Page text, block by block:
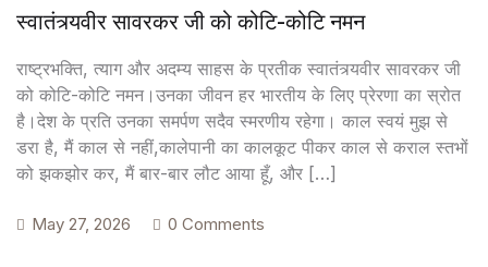
स्वातंत्र्यवीर सावरकर जी को कोटि-कोटि नमन
राष्ट्रभक्ति, त्याग और अदम्य साहस के प्रतीक स्वातंत्र्यवीर सावरकर जी
को कोटि-कोटि नमन।उनका जीवन हर भारतीय के लिए प्रेरणा का स्रोत
है।देश के प्रति उनका समर्पण सदैव स्मरणीय रहेगा। काल स्वयं मुझ से
डरा है, मैं काल से नहीं,कालेपानी का कालकूट पीकर काल से कराल स्तभों
को झकझोर कर, मैं बार-बार लौट आया हूँ, और […]
May 27, 2026 0 Comments